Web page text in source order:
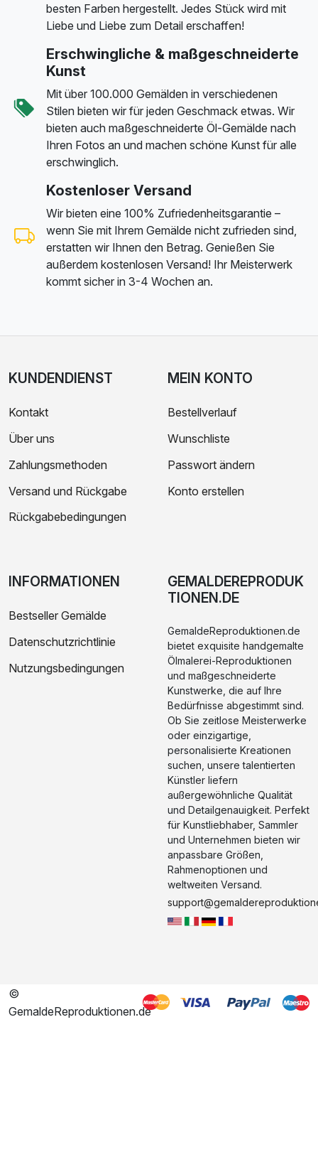
besten Farben hergestellt. Jedes Stück wird mit
Liebe und Liebe zum Detail erschaffen!
Erschwingliche & maßgeschneiderte
Kunst
Mit über 100.000 Gemälden in verschiedenen
Stilen bieten wir für jeden Geschmack etwas. Wir
bieten auch maßgeschneiderte Öl-Gemälde nach
Ihren Fotos an und machen schöne Kunst für alle
erschwinglich.
Kostenloser Versand
Wir bieten eine 100% Zufriedenheitsgarantie –
wenn Sie mit Ihrem Gemälde nicht zufrieden sind,
erstatten wir Ihnen den Betrag. Genießen Sie
außerdem kostenlosen Versand! Ihr Meisterwerk
kommt sicher in 3-4 Wochen an.
KUNDENDIENST
Kontakt
Über uns
Zahlungsmethoden
Versand und Rückgabe
Rückgabebedingungen
MEIN KONTO
Bestellverlauf
Wunschliste
Passwort ändern
Konto erstellen
INFORMATIONEN
Bestseller Gemälde
Datenschutzrichtlinie
Nutzungsbedingungen
GEMALDEREPRODUK
TIONEN.DE
GemaldeReproduktionen.de
bietet exquisite handgemalte
Ölmalerei-Reproduktionen
und maßgeschneiderte
Kunstwerke, die auf Ihre
Bedürfnisse abgestimmt sind.
Ob Sie zeitlose Meisterwerke
oder einzigartige,
personalisierte Kreationen
suchen, unsere talentierten
Künstler liefern
außergewöhnliche Qualität
und Detailgenauigkeit. Perfekt
für Kunstliebhaber, Sammler
und Unternehmen bieten wir
anpassbare Größen,
Rahmenoptionen und
weltweiten Versand.
©
GemaldeReproduktionen.de